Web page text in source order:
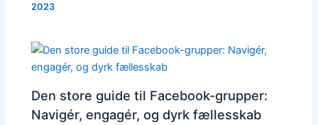
2023
Den store guide til Facebook-grupper:
Navigér, engagér, og dyrk fællesskab